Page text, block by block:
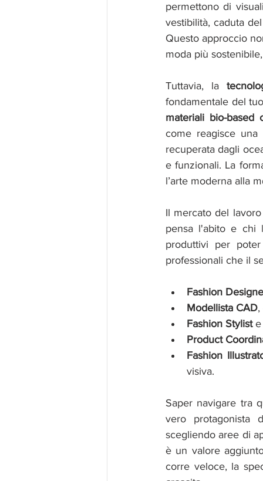
permettono di
vestibilità, caduta
Questo approccio
moda più
Tuttavia, la
fondamentale del
materiali bio-
come reagisce
recuperata dagli
e funzionali. La
l’arte moderna alla
Il mercato del
pensa l'abito e chi
produttivi per
professionali che il
Fashion
Modellista CAD
Fashion Stylist e
Product
Fashion
visiva.
Saper navigare tra
vero protagonista
scegliendo aree di
è un valore
corre veloce, la